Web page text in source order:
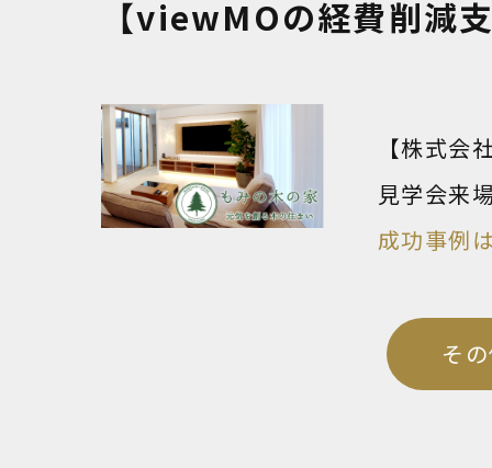
【viewMOの経費削減
【株式
見学会来
成功事例
その